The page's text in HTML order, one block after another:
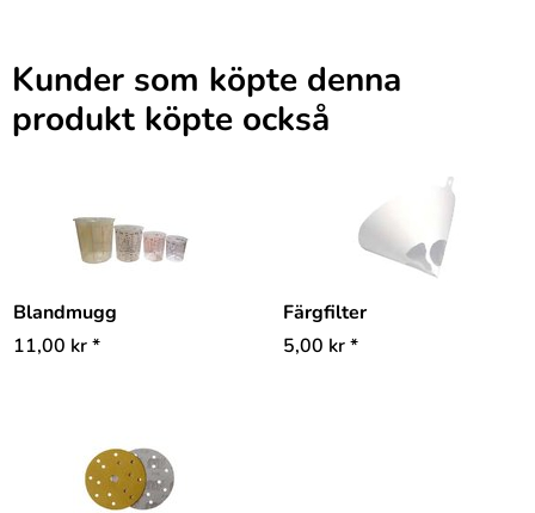
Kunder som köpte denna
produkt köpte också
Blandmugg
11,00 kr*
Färgfilter
5,00 kr*